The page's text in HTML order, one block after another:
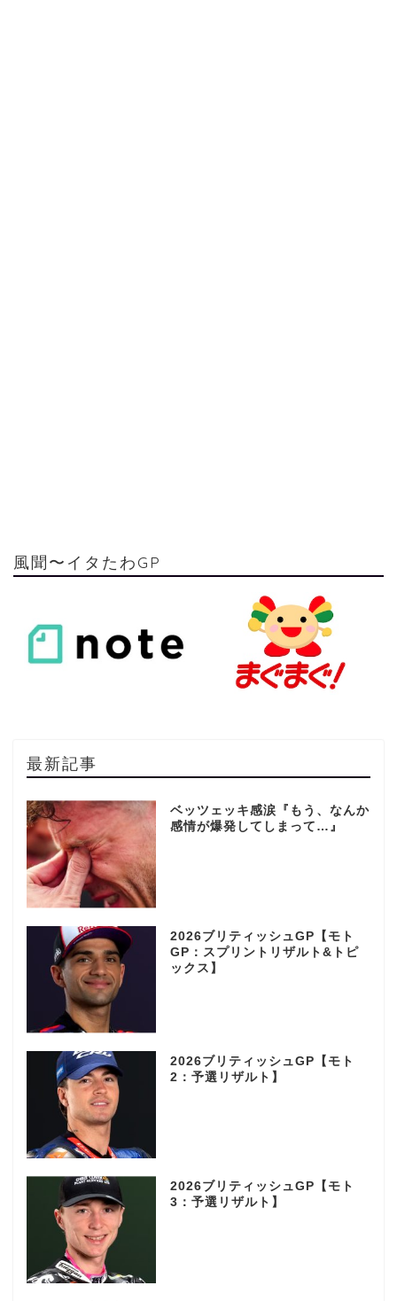
風聞〜イタたわGP
最新記事
ベッツェッキ感涙『もう、なんか
感情が爆発してしまって…』
2026ブリティッシュGP【モト
GP：スプリントリザルト&トピ
ックス】
2026ブリティッシュGP【モト
2：予選リザルト】
2026ブリティッシュGP【モト
3：予選リザルト】